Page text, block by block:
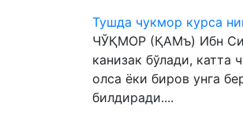
Тушда чукмор курса
ЧЎҚМОР (ҚАМъ) Ибн
канизак бўлади,
олса ёки биров унга
билдиради....